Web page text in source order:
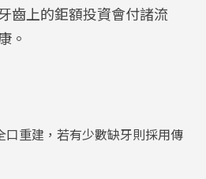
齒上的鉅額投資會付諸流
。
重建，若有少數缺牙則採用傳